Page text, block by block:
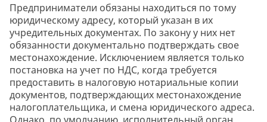
Предприниматели обязаны находиться по тому
юридическому адресу, который указан в их
учредительных документах. По закону у них нет
обязанности документально подтверждать свое
местонахождение. Исключением является только
постановка на учет по НДС, когда требуется
предоставить в налоговую нотариальные копии
документов, подтверждающих местонахождение
налогоплательщика, и смена юридического адреса.